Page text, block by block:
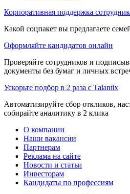
Корпоративная поддержка
Какой соцпакет вы предлагаете
Оформляйте кандидатов онлайн
Проверяйте сотрудников и
документы без бумаг и личных
Ускорьте подбор в 2 раза с Talantix
Автоматизируйте сбор откликов,
собирайте аналитику в 2 клика
О компании
Наши вакансии
Партнерам
Реклама на сайте
Новости и статьи
Инвесторам
Кандидаты по профессиям